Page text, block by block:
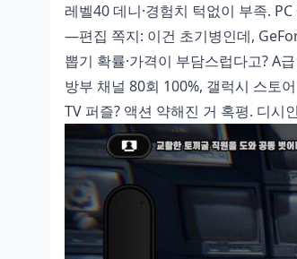
레벨40 데니·경험치 턱없이 부족.
—편집 쪽지: 이건 초기병인데,
뽑기 확률·가격이 부담스럽다고? A
방부 채널 80회 100%, 갤럭시 스토
TV 퍼즐? 액션 약해진 거 혹평. 디시